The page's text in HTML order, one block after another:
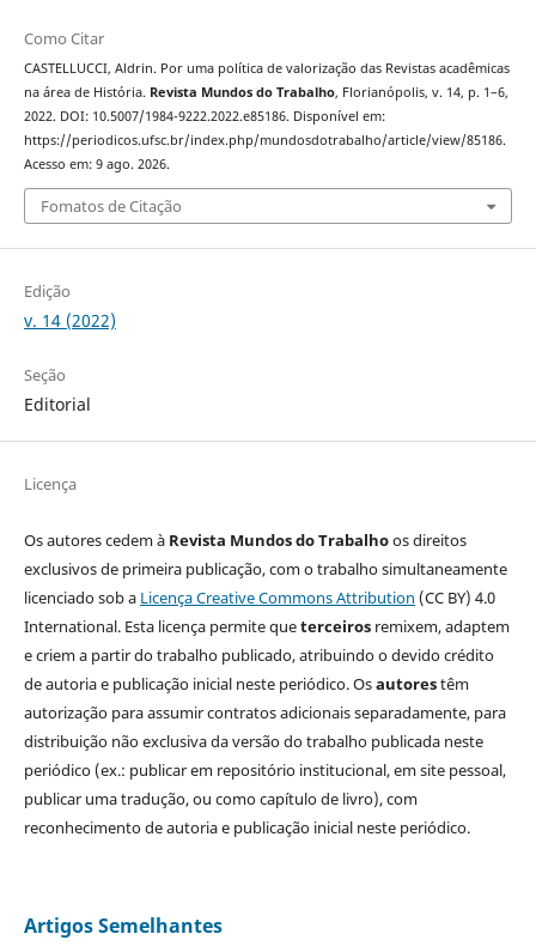
Como Citar
CASTELLUCCI, Aldrin. Por uma política de valorização das Revistas acadêmicas
na área de História. Revista Mundos do Trabalho, Florianópolis, v. 14, p. 1–6,
2022. DOI: 10.5007/1984-9222.2022.e85186. Disponível em:
https://periodicos.ufsc.br/index.php/mundosdotrabalho/article/view/85186.
Acesso em: 9 ago. 2026.
Fomatos de Citação
Edição
v. 14 (2022)
Seção
Editorial
Licença
Os autores cedem à Revista Mundos do Trabalhoos direitos
exclusivos de primeira publicação, com o trabalho simultaneamente
licenciado sob a Licença Creative Commons Attribution (CC BY) 4.0
International. Esta licença permite queterceirosremixem, adaptem
e criem a partir do trabalho publicado, atribuindo o devido crédito
de autoria e publicação inicial neste periódico. Osautorestêm
autorização para assumir contratos adicionais separadamente, para
distribuição não exclusiva da versão do trabalho publicada neste
periódico (ex.: publicar em repositório institucional, em site pessoal,
publicar uma tradução, ou como capítulo de livro), com
reconhecimento de autoria e publicação inicial neste periódico.
Artigos Semelhantes